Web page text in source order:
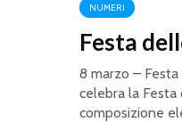
NUMERI
Festa
8 marzo –
celebra la
composizione